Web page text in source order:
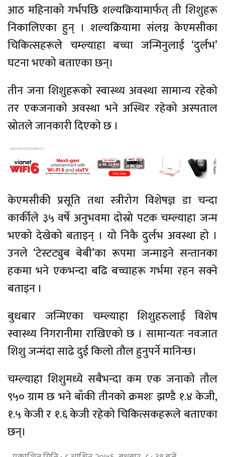
आठ महिनाको गर्भपछि शल्यक्रियामार्फत् ती शिशुहरू
निकालिएका हुन् । शल्यक्रियामा संलग्न केएमसीका
चिकित्सहरूले चम्ल्याहा बच्चा जन्मिनुलाई ‘दुर्लभ’
घटना भएको बताएका छन्।
तीन जना शिशुहरूको स्वास्थ्य अवस्था सामान्य रहेको
तर एकजनाको अवस्था भने अस्थिर रहेको अस्पताल
स्रोतले जानकारी दिएको छ ।
केएमसीकी प्रसूति तथा स्त्रीरोग विशेषज्ञ डा चन्दा
कार्कीले ३५ वर्षे अनुभवमा दोस्रो पटक चम्ल्याहा जन्म
भएको देखेको बताइन् । यो निकै दुर्लभ अवस्था हो ।
उनले ‘टेस्टट्युब बेबी’का रूपमा जन्माइने सन्तानका
हकमा भने एकभन्दा बढि बच्चाहरू गर्भमा रहन सक्ने
बताइन ।
बुधबार जन्मिएका चम्ल्याहा शिशुहरुलाई विशेष
स्वास्थ्य निगरानीमा राखिएको छ । सामान्यतः नवजात
शिशु जन्मंदा साढे दुई किलो तौल हुनुपर्ने मानिन्छ।
चम्ल्याहा शिशुमध्ये सबैभन्दा कम एक जनाको तौल
९५० ग्राम छ भने बाँकी तीनको क्रमशः झण्डै १.४ केजी,
१.५ केजी र १.६ केजी रहेको चिकित्सकहरूले बताएका
छन्।